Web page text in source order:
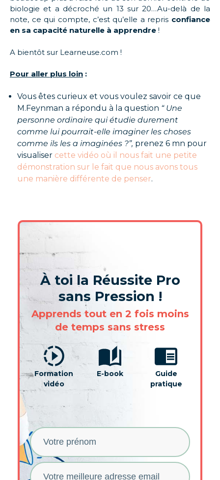
biologie et a décroché un 13 sur 20…Au-delà de la
note, ce qui compte, c’est qu’elle a repris confiance
en sa capacité naturelle à apprendre !
A bientôt sur Learneuse.com !
Pour aller plus loin :
Vous êtes curieux et vous voulez savoir ce que
M.Feynman a répondu à la question “ Une
personne ordinaire qui étudie durement
comme lui pourrait-elle imaginer les choses
comme ils les a imaginées ?”, prenez 6 mn pour
visualiser cette vidéo où il nous fait une petite
démonstration sur le fait que nous avons tous
une manière différente de penser.
À toi la Réussite Pro
sans Pression !
Apprends tout en 2 fois moins
de temps sans stress
Formation
vidéo
E-book
Guide
pratique